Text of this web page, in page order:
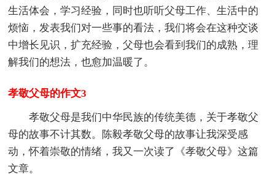
生活体会，学习经验，同时也听听父母工作、生活中的
烦恼，发表我们对一些事的看法，我们将会在这种交谈
中增长见识，扩充经验，父母也会看到我们的成熟，理
解我们的想法，也愈加温暖了。
孝敬父母的作文3
孝敬父母是我们中华民族的传统美德，关于孝敬父
母的故事不计其数。陈毅孝敬父母的故事让我深受感
动，怀着崇敬的情绪，我又一次读了《孝敬父母》这篇
文章。